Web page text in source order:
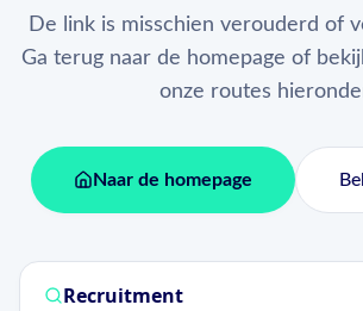
De link is misschien verouderd of
Ga terug naar de homepage of
onze routes
Naar de homepage
Recruitment